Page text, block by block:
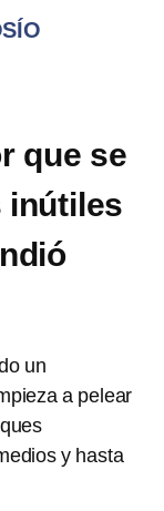
que se
inútiles
un
a pelear
y hasta